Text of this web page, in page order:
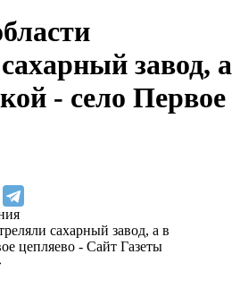
завод, а
- село Первое